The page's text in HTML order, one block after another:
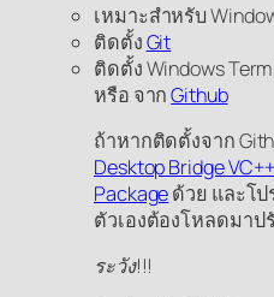
เหมาะสำหรับ
ติดตั้งGit
ติดตั้ง Windows
หรือ จากGithub
ถ้าหากติดตั้งจาก
Desktop Bridge
Packageด้วย และโ
ตัวเองต้องโหลดมาป
ระวัง!!!